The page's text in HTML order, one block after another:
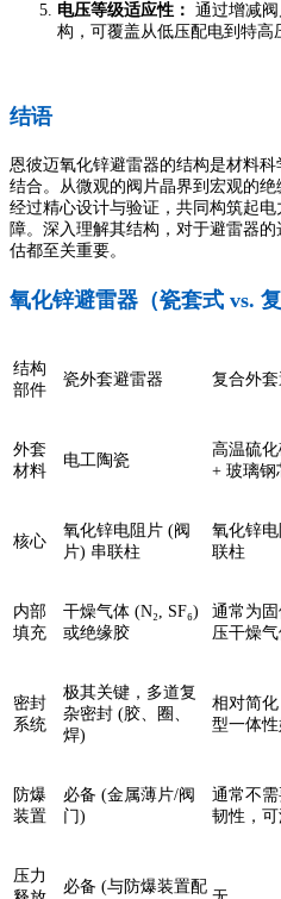
电压等级适应性： 通过增减
构，可覆盖从低压配电到特高
结语
恩彼迈氧化锌避雷器的结构是材料
结合。从微观的阀片晶界到宏观的
经过精心设计与验证，共同构筑起
障。深入理解其结构，对于避雷器
估都至关重要。
氧化锌避雷器（瓷套式 vs.
结构
部件
瓷外套避雷器 复合外
外套
材料
电工陶瓷
高温硫
+ 玻璃钢
核心
氧化锌电阻片 (阀
片) 串联柱
氧化锌
联柱
内部
填充
干燥气体 (N₂, SF₆)
或绝缘胶
通常为
压干燥
密封
系统
极其关键，多道复
杂密封 (胶、圈、
焊)
相对简
型一体
防爆
装置
必备 (金属薄片/阀
门)
通常不
韧性，
压力
必备 (与防爆装置配